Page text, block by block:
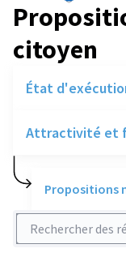
citoyen
État
Attractivité et
Propositions
Rechercher des